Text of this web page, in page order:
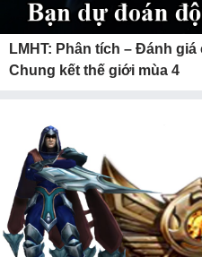
LMHT: Phân tích – Đánh
Chung kết thế giới mùa 4